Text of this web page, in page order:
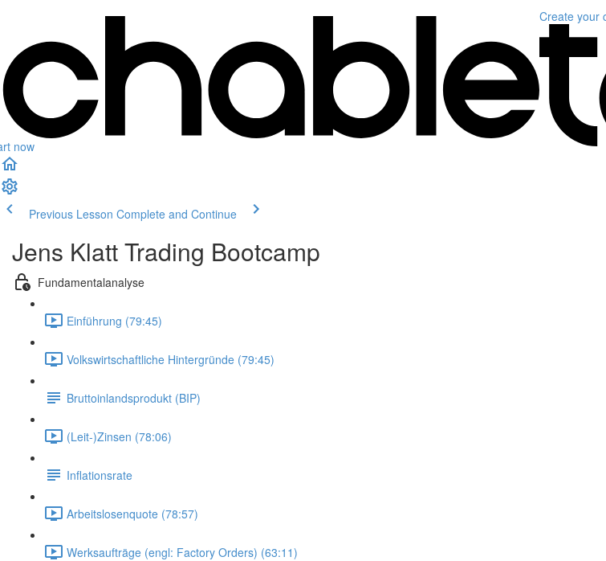
now
Create your
Previous Lesson Complete and Continue
Jens Klatt Trading Bootcamp
Fundamentalanalyse
Einführung (79:45)
Volkswirtschaftliche Hintergründe (79:45)
Bruttoinlandsprodukt (BIP)
(Leit-)Zinsen (78:06)
Inflationsrate
Arbeitslosenquote (78:57)
Werksaufträge (engl: Factory Orders) (63:11)